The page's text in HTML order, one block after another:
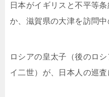
日本がイギリスと不平等
か、滋賀県の大津を訪問中
ロシアの皇太子（後のロ
イ二世）が、日本人の巡査